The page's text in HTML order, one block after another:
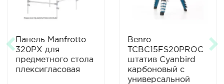
Панель Manfrotto
320PX для
предметного стола
плексигласовая
Benro
TCBC15FS20PROC
штатив Cyanbird
карбоновый с
универсальной